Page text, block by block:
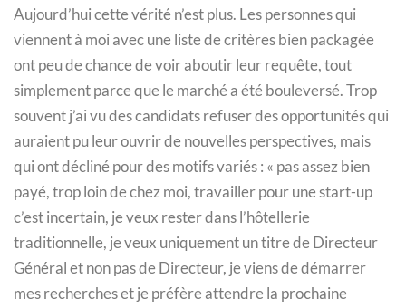
Aujourd’hui cette vérité n’est plus. Les personnes qui
viennent à moi avec une liste de critères bien packagée
ont peu de chance de voir aboutir leur requête, tout
simplement parce que le marché a été bouleversé. Trop
souvent j’ai vu des candidats refuser des opportunités qui
auraient pu leur ouvrir de nouvelles perspectives, mais
qui ont décliné pour des motifs variés : « pas assez bien
payé, trop loin de chez moi, travailler pour une start-up
c’est incertain, je veux rester dans l’hôtellerie
traditionnelle, je veux uniquement un titre de Directeur
Général et non pas de Directeur, je viens de démarrer
mes recherches et je préfère attendre la prochaine